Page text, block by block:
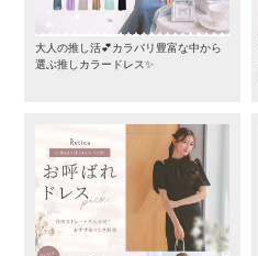
大人の推し活💕カラバリ豊富な中から
選ぶ推しカラードレス✨